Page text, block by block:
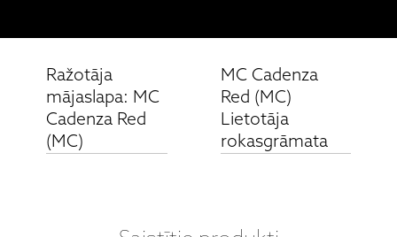
Ražotāja
mājaslapa: MC
Cadenza Red
(MC)
MC Cadenza
Red (MC)
Lietotāja
rokasgrāmata